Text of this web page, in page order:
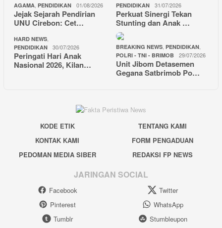
AGAMA PENDIDIKAN 01/08/2026
Jejak Sejarah Pendirian
UNU Cirebon: Cet…
PENDIDIKAN 31/07/2026
Perkuat Sinergi Tekan
Stunting dan Anak …
HARD NEWS
PENDIDIKAN 30/07/2026
Peringati Hari Anak
Nasional 2026, Kilan…
BREAKING NEWS PENDIDIKAN
POLRI - TNI - BRIMOB 29/07/2026
Unit Jibom Detasemen
Gegana Satbrimob Po…
KODE ETIK
TENTANG KAMI
KONTAK KAMI
FORM PENGADUAN
PEDOMAN MEDIA SIBER
REDAKSI FP NEWS
JARINGAN SOCIAL
Facebook
Twitter
Pinterest
WhatsApp
Tumblr
Stumbleupon